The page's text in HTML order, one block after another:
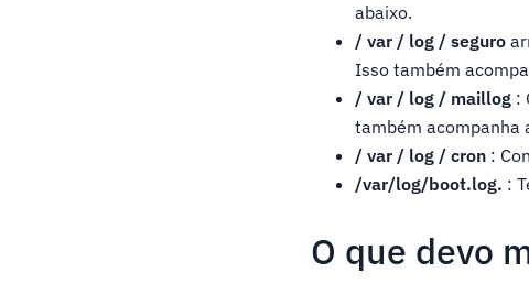
abaixo.
/ var / log / seguro
Isso também
/ var / log / maillog :
também acompanha
/ var / log / cron :
/var/log/boot.log. :
O que devo